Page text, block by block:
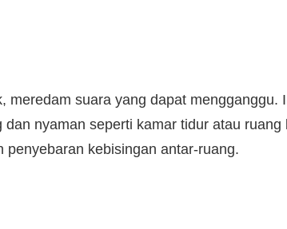
meredam suara yang dapat mengganggu.
nyaman seperti kamar tidur atau ruang
kebisingan antar-ruang.